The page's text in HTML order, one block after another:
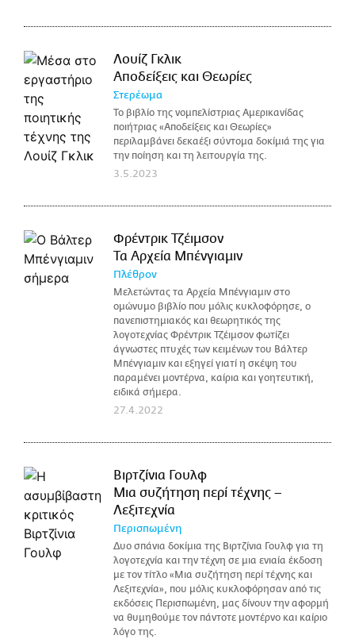
Λουίζ Γκλικ
Αποδείξεις και Θεωρίες
Στερέωμα
Το βιβλίο της νομπελίστριας Αμερικανίδας
ποιήτριας «Αποδείξεις και Θεωρίες»
περιλαμβάνει δεκαέξι σύντομα δοκίμιά της για
την ποίηση και τη λειτουργία της.
3.5.2023
Φρέντρικ Τζέιμσον
Τα Αρχεία Μπένγιαμιν
Πλέθρον
Μελετώντας τα Αρχεία Μπένγιαμιν στο
ομώνυμο βιβλίο που μόλις κυκλοφόρησε, ο
πανεπιστημιακός και θεωρητικός της
λογοτεχνίας Φρέντρικ Τζέιμσον φωτίζει
άγνωστες πτυχές των κειμένων του Βάλτερ
Μπένγιαμιν και εξηγεί γιατί η σκέψη του
παραμένει μοντέρνα, καίρια και γοητευτική,
ειδικά σήμερα.
27.4.2022
Βιρτζίνια Γουλφ
Μια συζήτηση περί τέχνης –
Λεξιτεχνία
Περισπωμένη
Δυο σπάνια δοκίμια της Βιρτζίνια Γουλφ για τη
λογοτεχνία και την τέχνη σε μια ενιαία έκδοση
με τον τίτλο «Μια συζήτηση περί τέχνης και
Λεξιτεχνία», που μόλις κυκλοφόρησαν από τις
εκδόσεις Περισπωμένη, μας δίνουν την αφορμή
να θυμηθούμε τον πάντοτε μοντέρνο και καίριο
λόγο της.